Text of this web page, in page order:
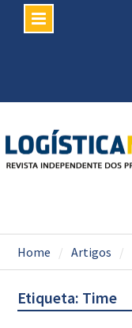
Home Artigos
Etiqueta: Time